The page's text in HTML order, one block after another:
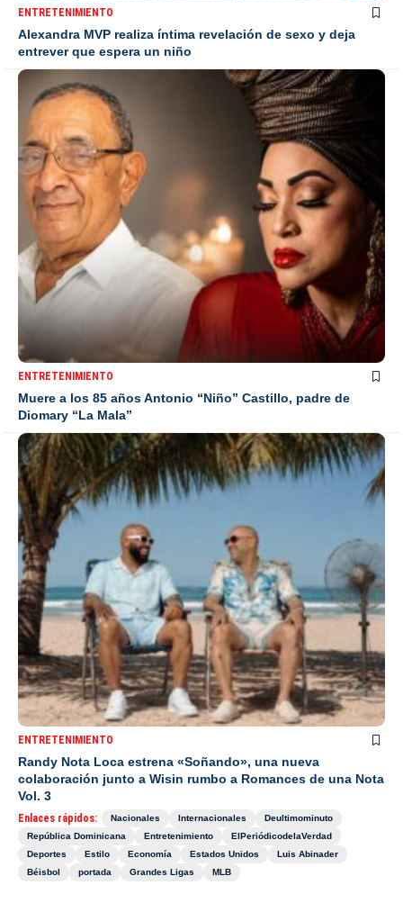
ENTRETENIMIENTO
Alexandra MVP realiza íntima revelación de sexo y deja
entrever que espera un niño
ENTRETENIMIENTO
Muere a los 85 años Antonio “Niño” Castillo, padre de
Diomary “La Mala”
ENTRETENIMIENTO
Randy Nota Loca estrena «Soñando», una nueva
colaboración junto a Wisin rumbo a Romances de una Nota
Vol. 3
Enlaces rápidos: Nacionales Internacionales
Deultimominuto
República Dominicana
Entretenimiento
ElPeriódicodelaVerdad
Deportes
Estilo Economía Estados Unidos
Luis Abinader
Béisbol
portada Grandes Ligas MLB